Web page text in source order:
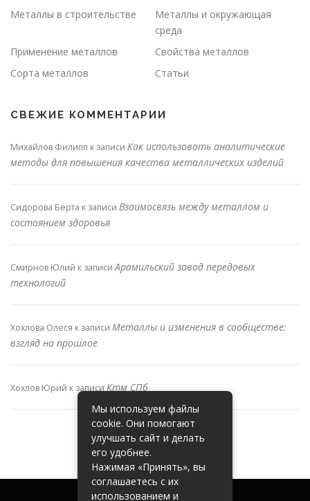
Металлы в строительстве
Металлы и окружающая
среда
Применение металлов
Свойства металлов
Сорта металлов
Статьи
СВЕЖИЕ КОММЕНТАРИИ
Михайлов Филипп к записи Как использовать аналитические
методы для повышения качества металлических изделий
Сидорова Берта к записи Взаимосвязь между металлом и
состоянием здоровья
Смирнов Юлий к записиАрамильский завод передовых
технологий
Хохлова Олеся к записи Металлы и изменения в сообществе:
взгляд на прошлое
Хохлов Юрий к записи Ктм СПб
Мы используем файлы
cookie. Они помогают
улучшать сайт и делать
его удобнее.
Нажимая «Принять», вы
соглашаетесь с их
использованием и